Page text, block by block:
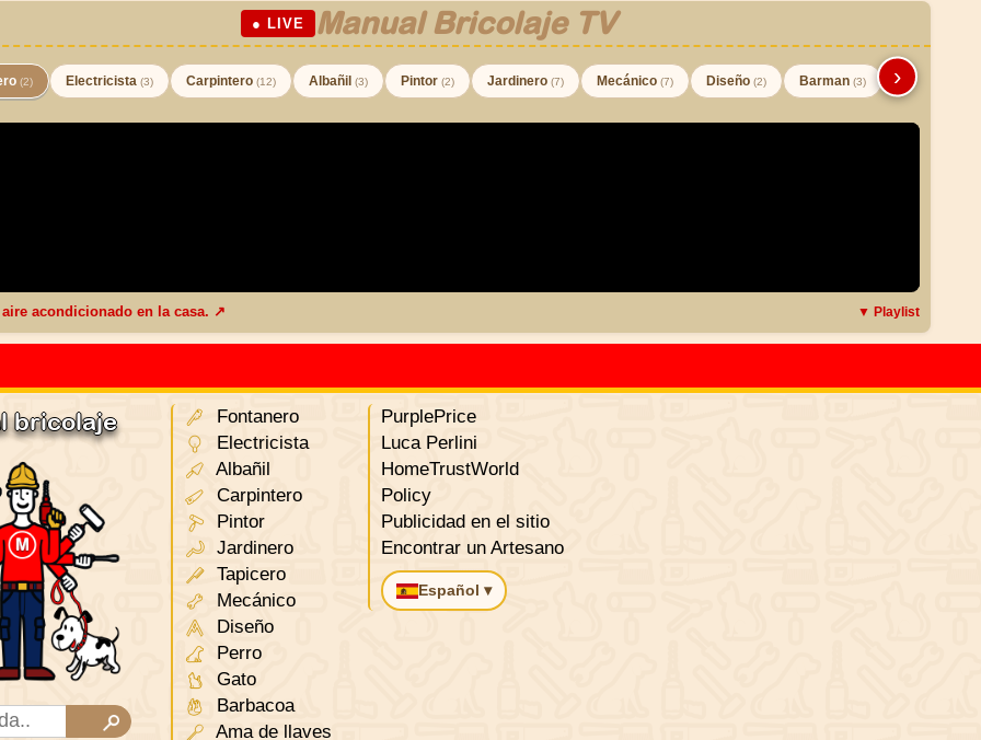
● LIVE Manual Bricolaje TV
(2) Electricista (3) Carpintero (12) Albañil (3) Pintor (2) Jardinero (7) Mecánico (7) Diseño (2) Barman (3) ›
acondicionado en la casa. ↗ ▼ Playlist
bricolaje
Fontanero
Electricista
Albañil
Carpintero
Pintor
Jardinero
Tapicero
Mecánico
Diseño
Perro
Gato
Barbacoa
Ama de llaves
PurplePrice
Luca Perlini
HomeTrustWorld
Policy
Publicidad en el sitio
Encontrar un Artesano
Español ▾